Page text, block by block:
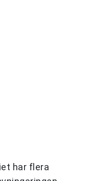
har flera